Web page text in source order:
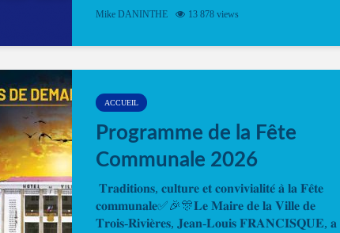
Désormais, il est possible de prendre rendez-
Mike DANINTHE 13 878 views
ACCUEIL
Programme de la Fête
Communale 2026
𝐓𝐫𝐚𝐝𝐢𝐭𝐢𝐨𝐧𝐬, 𝐜𝐮𝐥𝐭𝐮𝐫𝐞 𝐞𝐭 𝐜𝐨𝐧𝐯𝐢𝐯𝐢𝐚𝐥𝐢𝐭𝐞́ 𝐚̀ 𝐥𝐚 𝐅𝐞̂𝐭𝐞
𝐜𝐨𝐦𝐦𝐮𝐧𝐚𝐥𝐞✅🎉🎊𝐋𝐞 𝐌𝐚𝐢𝐫𝐞 𝐝𝐞 𝐥𝐚 𝐕𝐢𝐥𝐥𝐞 𝐝𝐞
𝐓𝐫𝐨𝐢𝐬-𝐑𝐢𝐯𝐢𝐞̀𝐫𝐞𝐬, 𝐉𝐞𝐚𝐧-𝐋𝐨𝐮𝐢𝐬 𝐅𝐑𝐀𝐍𝐂𝐈𝐒𝐐𝐔𝐄, 𝐚